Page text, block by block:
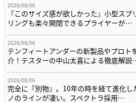
2026/08/06
『このサイズ感が欲しかった』小型スプ
リングも楽々開閉できるプライヤーが…
2026/08/06
テンフィートアンダーの新製品やプロト
介！テスターの中山太喜による徹底解
2026/08/06
完全に『別物』。10年の時を経て進化し
ノのラインが凄い。スペクトラ採用…